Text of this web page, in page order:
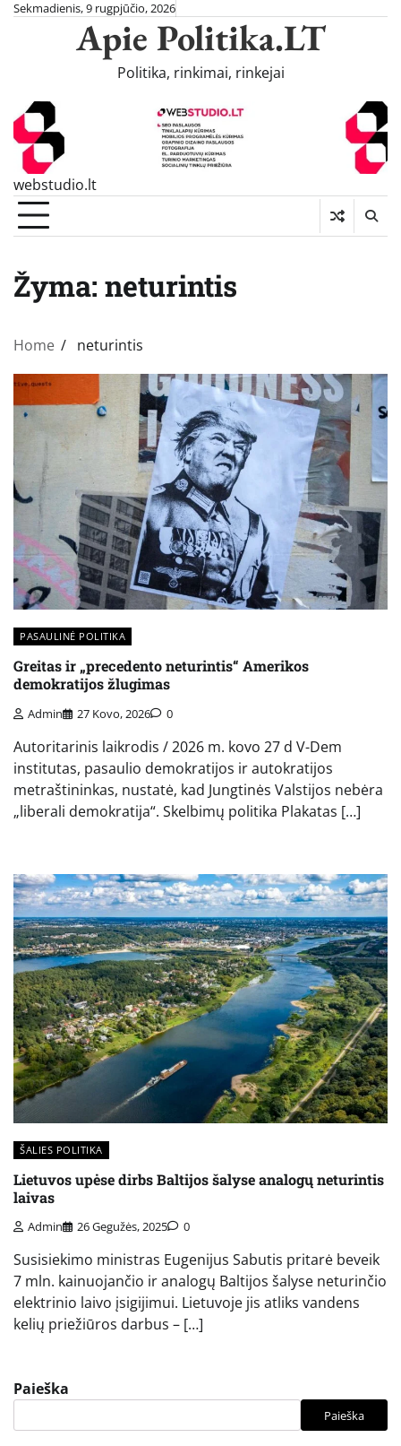
SkipSekmadienis, 9 rugpjūčio, 2026
Apie Politika.LT
Politika, rinkimai, rinkejai
webstudio.lt
Žyma: neturintis
Home neturintis
PASAULINĖ POLITIKA
Greitas ir „precedento neturintis“ Amerikos
demokratijos žlugimas
Admin 27 Kovo, 2026 0
Autoritarinis laikrodis / 2026 m. kovo 27 d V-Dem
institutas, pasaulio demokratijos ir autokratijos
metraštininkas, nustatė, kad Jungtinės Valstijos nebėra
„liberali demokratija“. Skelbimų politika Plakatas […]
ŠALIES POLITIKA
Lietuvos upėse dirbs Baltijos šalyse analogų neturintis
laivas
Admin 26 Gegužės, 2025 0
Susisiekimo ministras Eugenijus Sabutis pritarė beveik
7 mln. kainuojančio ir analogų Baltijos šalyse neturinčio
elektrinio laivo įsigijimui. Lietuvoje jis atliks vandens
kelių priežiūros darbus – […]
Paieška
Paieška